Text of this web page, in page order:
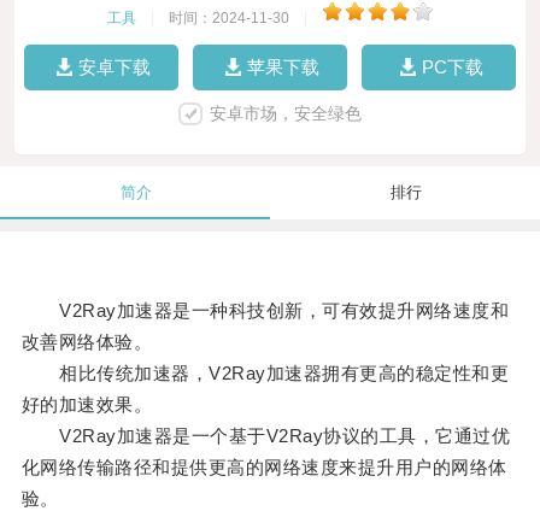
工具 时间：2024-11-30
安卓下载 苹果下载 PC下载
安卓市场，安全绿色
简介 排行
V2Ray加速器是一种科技创新，可有效提升网络速度和
改善网络体验。
相比传统加速器，V2Ray加速器拥有更高的稳定性和更
好的加速效果。
V2Ray加速器是一个基于V2Ray协议的工具，它通过优
化网络传输路径和提供更高的网络速度来提升用户的网络体
验。